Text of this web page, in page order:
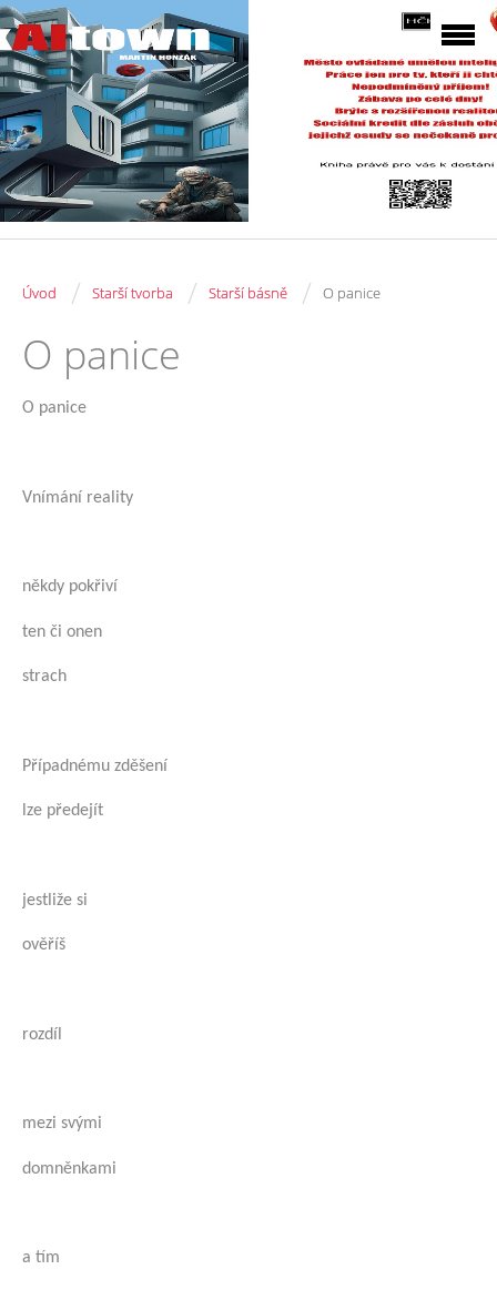
Úvod / Starší tvorba / Starší básně / O panice
O panice
O panice
Vnímání reality
někdy pokřiví
ten či onen
strach
Případnému zděšení
lze předejít
jestliže si
ověříš
rozdíl
mezi svými
domněnkami
a tím